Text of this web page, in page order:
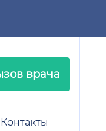
врача
Контакты